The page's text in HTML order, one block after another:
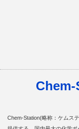
Chem-Station(略称：ケムス